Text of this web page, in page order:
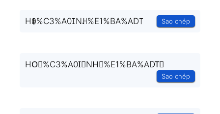
Hꂦ%C3%A0ꀤNꃅ%E1%BA%AD꓄ Sao chép
HO⃟%C3%A0I⃟NH⃟%E1%BA%ADT⃟
Sao chép